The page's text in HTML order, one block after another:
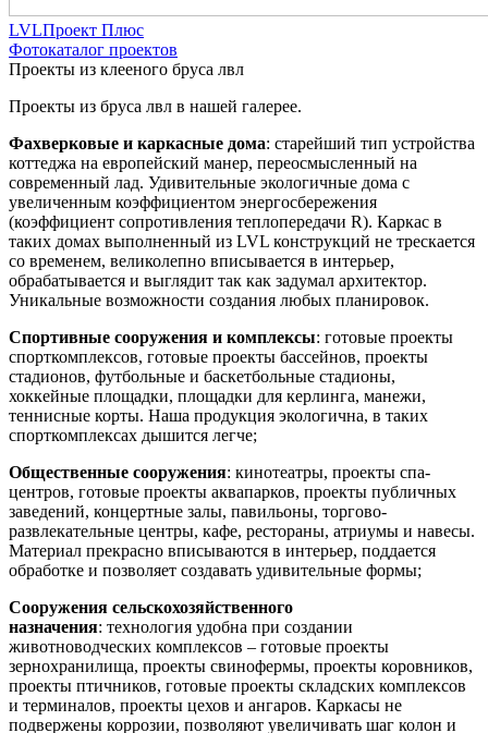
LVLПроект Плюс
Фотокаталог проектов
Проекты из клееного бруса лвл
Проекты из бруса лвл в нашей галерее.
Фахверковые и каркасные дома: старейший тип устройства
коттеджа на европейский манер, переосмысленный на
современный лад. Удивительные экологичные дома с
увеличенным коэффициентом энергосбережения
(коэффициент сопротивления теплопередачи R). Каркас в
таких домах выполненный из LVL конструкций не трескается
со временем, великолепно вписывается в интерьер,
обрабатывается и выглядит так как задумал архитектор.
Уникальные возможности создания любых планировок.
Спортивные сооружения и комплексы: готовые проекты
спорткомплексов, готовые проекты бассейнов, проекты
стадионов, футбольные и баскетбольные стадионы,
хоккейные площадки, площадки для керлинга, манежи,
теннисные корты. Наша продукция экологична, в таких
спорткомплексах дышится легче;
Общественные сооружения: кинотеатры, проекты спа-
центров, готовые проекты аквапарков, проекты публичных
заведений, концертные залы, павильоны, торгово-
развлекательные центры, кафе, рестораны, атриумы и навесы.
Материал прекрасно вписываются в интерьер, поддается
обработке и позволяет создавать удивительные формы;
Сооружения сельскохозяйственного
назначения: технология удобна при создании
животноводческих комплексов – готовые проекты
зернохранилища, проекты свинофермы, проекты коровников,
проекты птичников, готовые проекты складских комплексов
и терминалов, проекты цехов и ангаров. Каркасы не
подвержены коррозии, позволяют увеличивать шаг колон и